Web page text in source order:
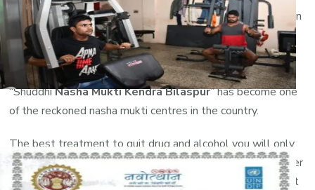
here in our deaddiction center in Bilaspur. Our Rehabilitation
center in Bilaspur is one of the best rehab in all over MP.
Nasha Mukti Jabalpur Contact Number 09981665001.
Powered by our expertise and competence,
“ShuddhiNasha Mukti Kendra Bilaspur” has become one
of the reckoned nasha mukti centres in the country.
The best treatment to quit drug and alcohol you will only
get here in our deaddiction center. Our Rehabilitation center
is one of the best rehab in all over MP. A lot of people get